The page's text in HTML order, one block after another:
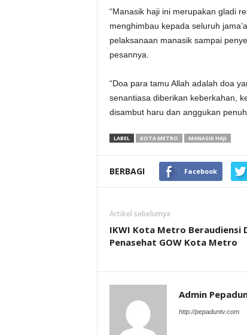
“Manasik haji ini merupakan gladi
menghimbau kepada seluruh
pelaksanaan manasik sampai
pesannya.
“Doa para tamu Allah adalah doa
senantiasa diberikan keberkahan,
disambut haru dan anggukan
LABEL KOTA METRO MANASIK HAJI
BERBAGI Facebook
Artikel sebelumya
IKWI Kota Metro Beraudiensi
Penasehat GOW Kota Metro
Admin
http://pepaduntv.com